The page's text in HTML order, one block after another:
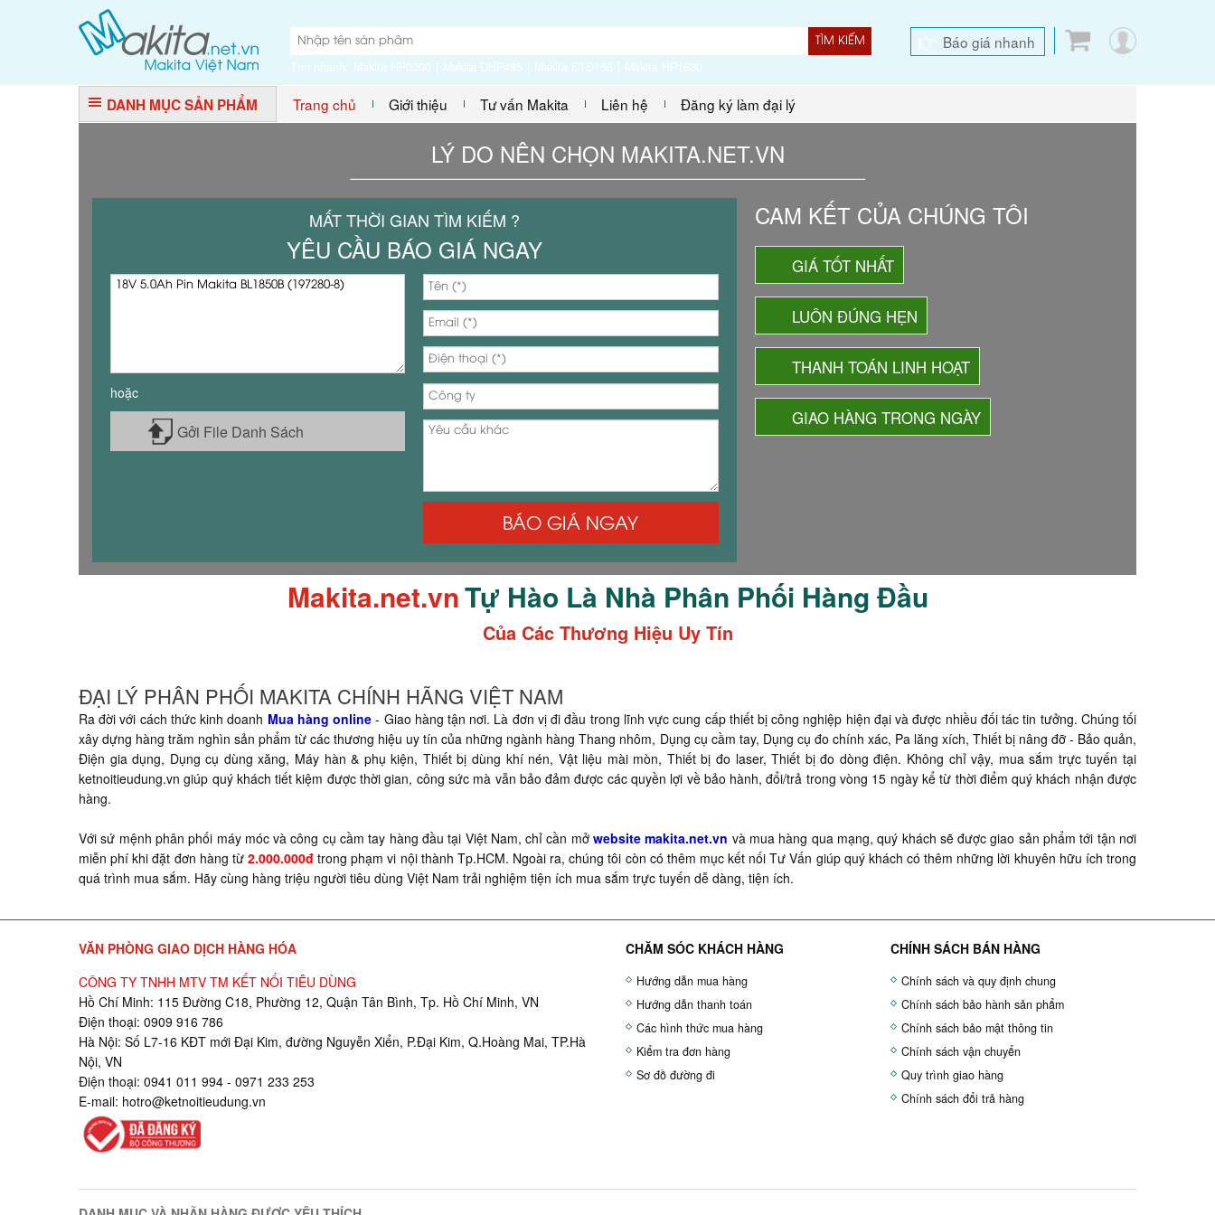
TÌM KIẾM
Tìm nhanh: Makita HP0300 Makita DHP485 Makita DTD156 Makita HP1630
Báo giá nhanh
DANH MỤC SẢN PHẨM Trang chủ Giới thiệu Tư vấn Makita Liên hệ Đăng ký làm đại lý
LÝ DO NÊN CHỌN MAKITA.NET.VN
MẤT THỜI GIAN TÌM KIẾM ?
YÊU CẦU BÁO GIÁ NGAY
hoặc
Gởi File Danh Sách
BÁO GIÁ NGAY
CAM KẾT CỦA CHÚNG TÔI
GIÁ TỐT NHẤT
LUÔN ĐÚNG HẸN
THANH TOÁN LINH HOẠT
GIAO HÀNG TRONG NGÀY
Makita.net.vnTự Hào Là Nhà Phân Phối Hàng Đầu
Của Các Thương Hiệu Uy Tín
ĐẠI LÝ PHÂN PHỐI MAKITA CHÍNH HÃNG VIỆT NAM
Ra đời với cách thức kinh doanh Mua hàng online - Giao hàng tận nơi. Là đơn vị đi đầu trong lĩnh vực cung cấp thiết bị công nghiệp hiện đại và được nhiều đối tác tin tưởng. Chúng tối
xây dựng hàng trăm nghìn sản phẩm từ các thương hiệu uy tín của những ngành hàng Thang nhôm, Dụng cụ cầm tay, Dụng cụ đo chính xác, Pa lăng xích, Thiết bị nâng đỡ - Bảo quản,
Điện gia dụng, Dụng cụ dùng xăng, Máy hàn & phụ kiện, Thiết bị dùng khí nén, Vật liệu mài mòn, Thiết bị đo laser, Thiết bị đo dòng điện. Không chỉ vậy, mua sắm trực tuyến tại
ketnoitieudung.vn giúp quý khách tiết kiệm được thời gian, công sức mà vẫn bảo đảm được các quyền lợi về bảo hành, đổi/trả trong vòng 15 ngày kể từ thời điểm quý khách nhận được
hàng.
Với sứ mệnh phân phối máy móc và công cụ cầm tay hàng đầu tại Việt Nam, chỉ cần mởwebsite makita.net.vn và mua hàng qua mạng, quý khách sẽ được giao sản phẩm tới tận nơi
miễn phí khi đặt đơn hàng từ 2.000.000đtrong phạm vi nội thành Tp.HCM. Ngoài ra, chúng tôi còn có thêm mục kết nối Tư Vấn giúp quý khách có thêm những lời khuyên hữu ích trong
quá trình mua sắm. Hãy cùng hàng triệu người tiêu dùng Việt Nam trải nghiệm tiện ích mua sắm trực tuyến dễ dàng, tiện ích.
VĂN PHÒNG GIAO DỊCH HÀNG HÓA
CÔNG TY TNHH MTV TM KẾT NỐI TIÊU DÙNG
Hồ Chí Minh: 115 Đường C18, Phường 12, Quận Tân Bình, Tp. Hồ Chí Minh, VN
Điện thoại: 0909 916 786
Hà Nội: Số L7-16 KĐT mới Đại Kim, đường Nguyễn Xiển, P.Đại Kim, Q.Hoàng Mai, TP.Hà
Nội, VN
Điện thoại: 0941 011 994 - 0971 233 253
E-mail: hotro@ketnoitieudung.vn
CHĂM SÓC KHÁCH HÀNG
Hướng dẫn mua hàng
Hướng dẫn thanh toán
Các hình thức mua hàng
Kiểm tra đơn hàng
Sơ đồ đường đi
CHÍNH SÁCH BÁN HÀNG
Chính sách và quy định chung
Chính sách bảo hành sản phẩm
Chính sách bảo mật thông tin
Chính sách vận chuyển
Quy trình giao hàng
Chính sách đổi trả hàng